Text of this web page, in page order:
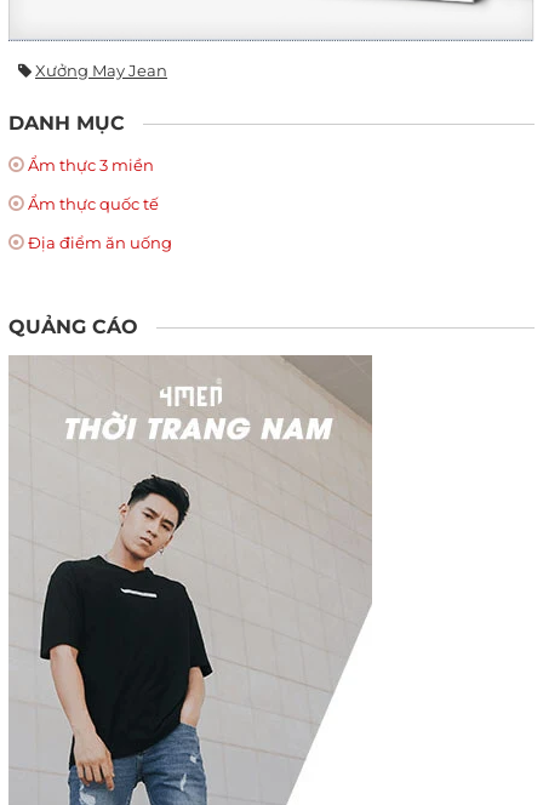
Xưởng May Jean
DANH MỤC
Ẩm thực 3 miền
Ẩm thực quốc tế
Địa điểm ăn uống
QUẢNG CÁO